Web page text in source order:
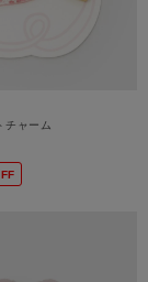
チャーム